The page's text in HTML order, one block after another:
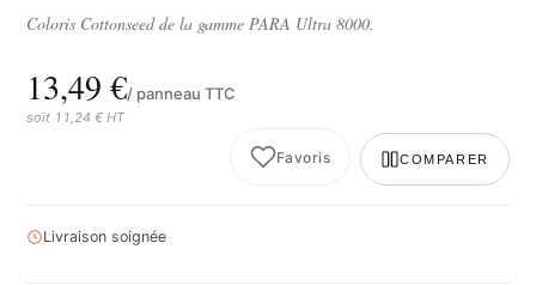
Coloris Cottonseed de la gamme PARA Ultra 8000.
13,49 €/ panneau TTC
soit 11,24 € HT
Favoris COMPARER
Livraison soignée